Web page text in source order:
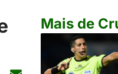
Mais de